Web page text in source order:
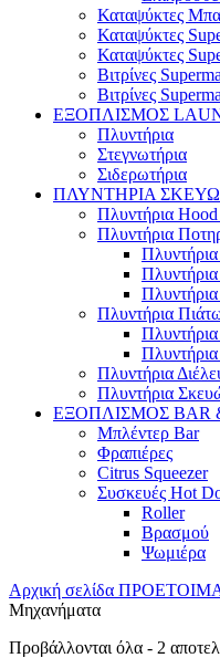
Καταψύκτες
Καταψύκτες
Καταψύκτες
Βιτρίνες
Βιτρίνες
ΕΞΟΠΛΙΣΜΟΣ
Πλυντήρια
Στεγνωτήρια
Σιδερωτήρια
ΠΛΥΝΤΗΡΙΑ
Πλυντήρια
Πλυντήρια
Πλυντήρια
Πλυντήρια
Πλυντήρια
ΕΞΟΠΛΙΣΜΟΣ BAR
Μπλέντερ Bar
Φραπιέρες
Citrus Squeezer
Συσκευές Hot
Roller
Βρασμού
Ψωμιέρα
Αρχική σελίδα
Μηχανήματα
Προβάλλονται όλα - 2